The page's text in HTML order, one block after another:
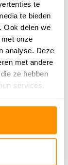
te
te bieden
Ook delen we
onze
analyse. Deze
met andere
ze hebben
services.